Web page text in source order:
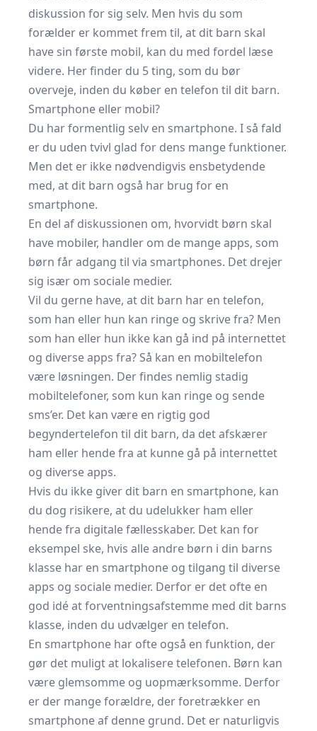
diskussion for sig selv. Men hvis du som
forælder er kommet frem til, at dit barn skal
have sin første mobil, kan du med fordel læse
videre. Her finder du 5 ting, som du bør
overveje, inden du køber en telefon til dit barn.
Smartphone eller mobil?
Du har formentlig selv en smartphone. I så fald
er du uden tvivl glad for dens mange funktioner.
Men det er ikke nødvendigvis ensbetydende
med, at dit barn også har brug for en
smartphone.
En del af diskussionen om, hvorvidt børn skal
have mobiler, handler om de mange apps, som
børn får adgang til via smartphones. Det drejer
sig især om sociale medier.
Vil du gerne have, at dit barn har en telefon,
som han eller hun kan ringe og skrive fra? Men
som han eller hun ikke kan gå ind på internettet
og diverse apps fra? Så kan en mobiltelefon
være løsningen. Der findes nemlig stadig
mobiltelefoner, som kun kan ringe og sende
sms’er. Det kan være en rigtig god
begyndertelefon til dit barn, da det afskærer
ham eller hende fra at kunne gå på internettet
og diverse apps.
Hvis du ikke giver dit barn en smartphone, kan
du dog risikere, at du udelukker ham eller
hende fra digitale fællesskaber. Det kan for
eksempel ske, hvis alle andre børn i din barns
klasse har en smartphone og tilgang til diverse
apps og sociale medier. Derfor er det ofte en
god idé at forventningsafstemme med dit barns
klasse, inden du udvælger en telefon.
En smartphone har ofte også en funktion, der
gør det muligt at lokalisere telefonen. Børn kan
være glemsomme og uopmærksomme. Derfor
er der mange forældre, der foretrækker en
smartphone af denne grund. Det er naturligvis